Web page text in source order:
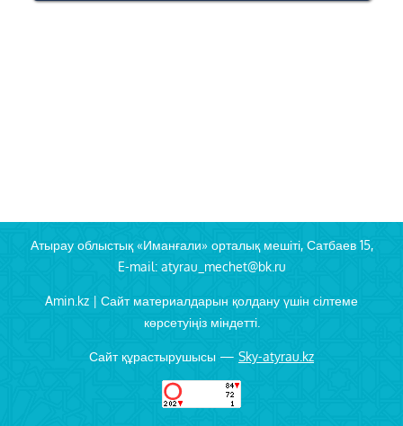
Атырау облыстық «Иманғали» орталық мешіті, Сатбаев 15,
E-mail: atyrau_mechet@bk.ru
Amin.kz | Сайт материалдарын қолдану үшін сілтеме
көрсетуіңіз міндетті.
Сайт құрастырушысы — Sky-atyrau.kz